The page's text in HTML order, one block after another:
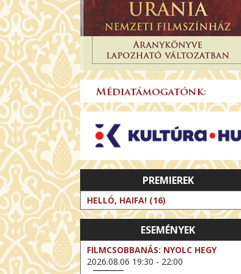
PREMIEREK
HELLÓ, HAIFA! (16)
ESEMÉNYEK
FILMCSOBBANÁS: NYOLC HEGY
2026.08.06 19:30 - 22:00